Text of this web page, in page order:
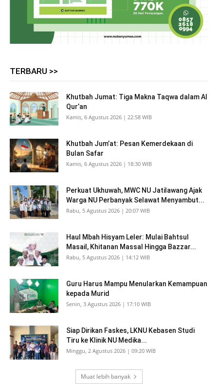
TERBARU >>
Khutbah Jumat: Tiga Makna Taqwa dalam Al
Qur’an
Kamis, 6 Agustus 2026 | 22:58 WIB
Khutbah Jum’at: Pesan Kemerdekaan di
Bulan Safar
Kamis, 6 Agustus 2026 | 18:30 WIB
Perkuat Ukhuwah, MWC NU Jatilawang Ajak
Warga NU Perbanyak Selawat Menyambut...
Rabu, 5 Agustus 2026 | 20:07 WIB
Haul Mbah Hisyam Leler: Mulai Bahtsul
Masail, Khitanan Massal Hingga Bazzar...
Rabu, 5 Agustus 2026 | 14:12 WIB
Guru Harus Mampu Menularkan Kemampuan
kepada Murid
Senin, 3 Agustus 2026 | 17:10 WIB
Siap Dirikan Faskes, LKNU Kebasen Studi
Tiru ke Klinik NU Medika...
Minggu, 2 Agustus 2026 | 09:20 WIB
Muat lebih banyak